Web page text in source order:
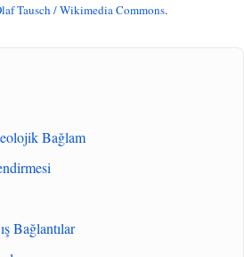
Tausch / Wikimedia Commons.
Bağlam
Bağlantılar